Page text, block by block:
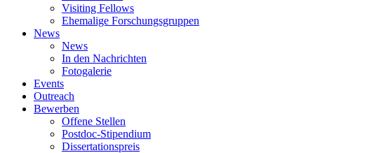
Visiting Fellows
Ehemalige Forschungsgruppen
News
News
In den Nachrichten
Fotogalerie
Events
Outreach
Bewerben
Offene Stellen
Postdoc-Stipendium
Dissertationspreis